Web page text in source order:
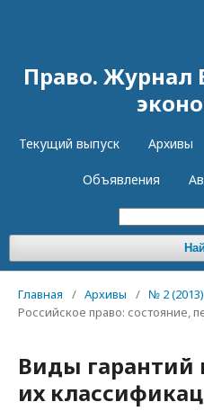
Право.
Текущий выпуск Архивы
Объявления
Главная / Архивы / № 2 (2013)
Российское право: состояние,
Виды гарантий
их